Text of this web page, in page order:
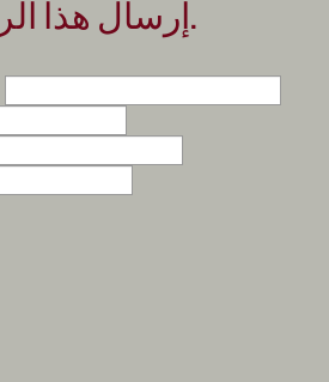
إرسال هذا الرابط إلى صديق.